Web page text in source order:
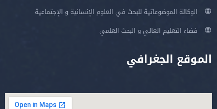
الوكالة الموضوعاتية للبحث في العلوم الإنسانية و الإجتماعية
فضاء التعليم العالي و البحث العلمي
الموقع الجغرافي